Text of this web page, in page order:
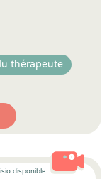
thérapeute
disponible